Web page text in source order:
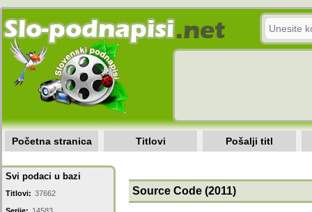
Početna stranica Titlovi Pošalji titl
Svi podaci u bazi
Titlovi: 37662 Source Code (2011)